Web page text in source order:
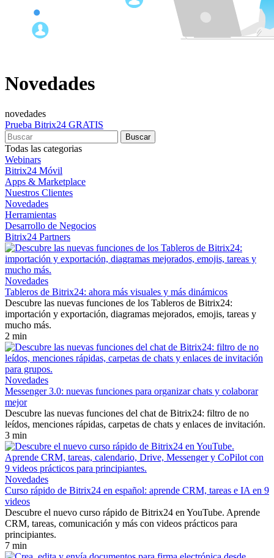
Novedades
novedades
Prueba Bitrix24 GRATIS
Todas las categorias
Webinars
Bitrix24 Móvil
Apps & Marketplace
Nuestros Clientes
Novedades
Herramientas
Desarrollo de Negocios
Bitrix24 Partners
Novedades
Tableros de Bitrix24: ahora más visuales y más dinámicos
Descubre las nuevas funciones de los Tableros de Bitrix24:
importación y exportación, diagramas mejorados, emojis, tareas y
mucho más.
2 min
Novedades
Messenger 3.0: nuevas funciones para organizar chats y colaborar
mejor
Descubre las nuevas funciones del chat de Bitrix24: filtro de no
leídos, menciones rápidas, carpetas de chats y enlaces de invitación.
3 min
Novedades
Curso rápido de Bitrix24 en español: aprende CRM, tareas e IA en 9
videos
Descubre el nuevo curso rápido de Bitrix24 en YouTube. Aprende
CRM, tareas, comunicación y más con videos prácticos para
principiantes.
7 min